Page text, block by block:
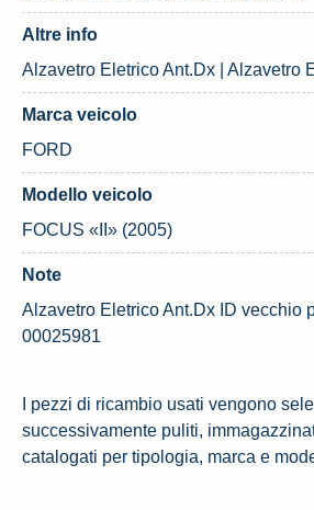
Altre info
Alzavetro Eletrico Ant.Dx | Alzavetro
Marca veicolo
FORD
Modello veicolo
FOCUS «II» (2005)
Note
Alzavetro Eletrico Ant.Dx ID vecchio
00025981
I pezzi di ricambio usati vengono
successivamente puliti,
catalogati per tipologia, marca e